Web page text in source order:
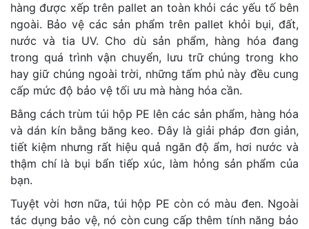
hàng được xếp trên pallet an toàn khỏi các yếu tố bên
ngoài. Bảo vệ các sản phẩm trên pallet khỏi bụi, đất,
nước và tia UV. Cho dù sản phẩm, hàng hóa đang
trong quá trình vận chuyển, lưu trữ chúng trong kho
hay giữ chúng ngoài trời, những tấm phủ này đều cung
cấp mức độ bảo vệ tối ưu mà hàng hóa cần.
Bằng cách trùm túi hộp PE lên các sản phẩm, hàng hóa
và dán kín bằng băng keo. Đây là giải pháp đơn giản,
tiết kiệm nhưng rất hiệu quả ngăn độ ẩm, hơi nước và
thậm chí là bụi bẩn tiếp xúc, làm hỏng sản phẩm của
bạn.
Tuyệt vời hơn nữa, túi hộp PE còn có màu đen. Ngoài
tác dụng bảo vệ, nó còn cung cấp thêm tính năng bảo